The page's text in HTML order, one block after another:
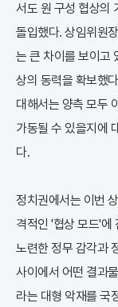
서도 원 구성 협상의
돌입했다. 상임위원
는 큰 차이를 보이고
상의 동력을 확보했
대해서는 양측 모두
가동될 수 있을지에
다.
정치권에서는 이번
격적인 '협상 모드'에
노련한 정무 감각과
사이에서 어떤 결과
라는 대형 악재를 국